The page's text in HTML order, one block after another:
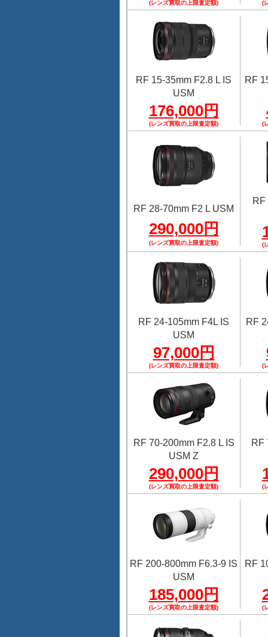
(レンズ買取の上限査定額) (
RF 15-35mm F2.8 L IS
USM
176,000円
(レンズ買取の上限査定額)
RF
(
RF 28-70mm F2 L USM
290,000円
(レンズ買取の上限査定額)
RF
(
RF 24-105mm F4L IS
USM
97,000円
(レンズ買取の上限査定額)
RF
(
RF 70-200mm F2.8 L IS
USM Z
290,000円
(レンズ買取の上限査定額)
RF
(
RF 200-800mm F6.3-9 IS
USM
185,000円
(レンズ買取の上限査定額)
RF
(